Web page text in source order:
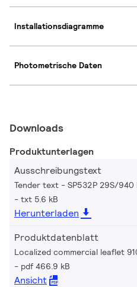
Installationsdiagramme
Photometrische Daten
Downloads
Produktunterlagen
Ausschreibungstext
Tender text - SP532P 29S/940
txt 5.6 kB
Herunterladen
Produktdatenblatt
Localized commercial leaflet
pdf 466.9 kB
Ansicht